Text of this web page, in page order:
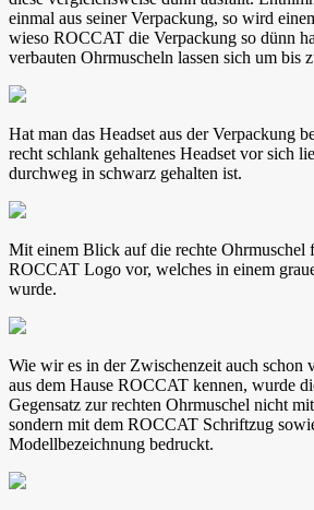
einmal aus seiner Verpackung, so wird
wieso ROCCAT die Verpackung so dünn
verbauten Ohrmuscheln lassen sich um bis
Hat man das Headset aus der Verpackung
recht schlank gehaltenes Headset vor sich
durchweg in schwarz gehalten ist.
Mit einem Blick auf die rechte Ohrmuschel
ROCCAT Logo vor, welches in einem
wurde.
Wie wir es in der Zwischenzeit auch schon
aus dem Hause ROCCAT kennen, wurde
Gegensatz zur rechten Ohrmuschel nicht
sondern mit dem ROCCAT Schriftzug
Modellbezeichnung bedruckt.